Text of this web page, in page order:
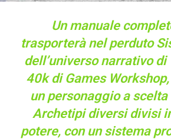
Un manuale
trasporterà nel perduto
dell’universo narrativo di
40k di Games
un personaggio a
Archetipi diversi divisi
potere, con un sistema